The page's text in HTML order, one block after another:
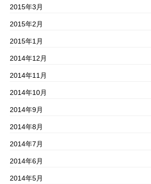
2015年3月
2015年2月
2015年1月
2014年12月
2014年11月
2014年10月
2014年9月
2014年8月
2014年7月
2014年6月
2014年5月